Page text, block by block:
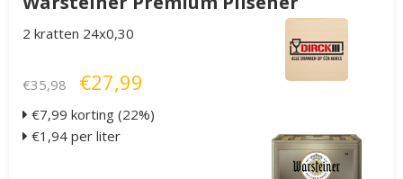
2 kratten 24x0,30
€35,98 €27,99
€7,99 korting (22%)
€1,94 per liter